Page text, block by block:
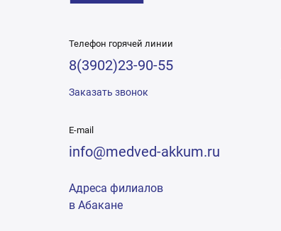
Телефон горячей линии
8(3902)23-90-55
Заказать звонок
E-mail
info@medved-akkum.ru
Адреса филиалов
в Абакане